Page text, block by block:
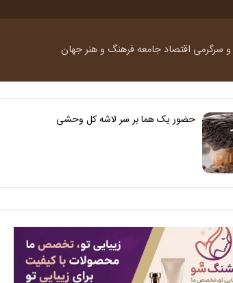
سرگرمی اقتصاد جامعهفرهنگ و هنرجهان
حضور یک هما بر سر لاشه‌ کل وحشی